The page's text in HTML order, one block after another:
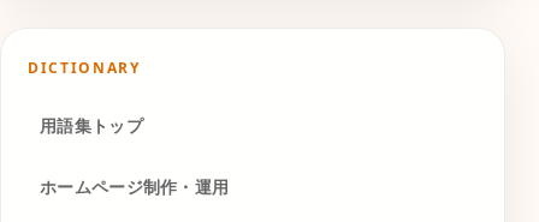
DICTIONARY
用語集トップ
ホームページ制作・運用